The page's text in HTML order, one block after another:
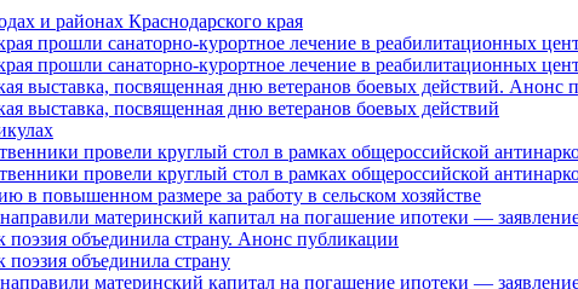
и районах Краснодарского края
прошли санаторно-курортное лечение в реабилитационных
прошли санаторно-курортное лечение в реабилитационных
выставка, посвященная дню ветеранов боевых действий. Анонс
выставка, посвященная дню ветеранов боевых действий
провели круглый стол в рамках общероссийской
провели круглый стол в рамках общероссийской
в повышенном размере за работу в сельском хозяйстве
материнский капитал на погашение ипотеки —
объединила страну. Анонс публикации
объединила страну
материнский капитал на погашение ипотеки —